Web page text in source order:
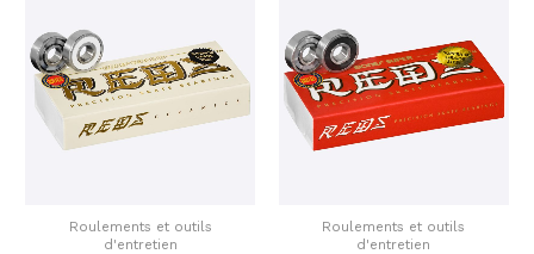
Roulements et outils
d'entretien
$304.00.
est :
$259.00.
Roulements et outils
d'entretien
$134.00.
est :
$110.00.